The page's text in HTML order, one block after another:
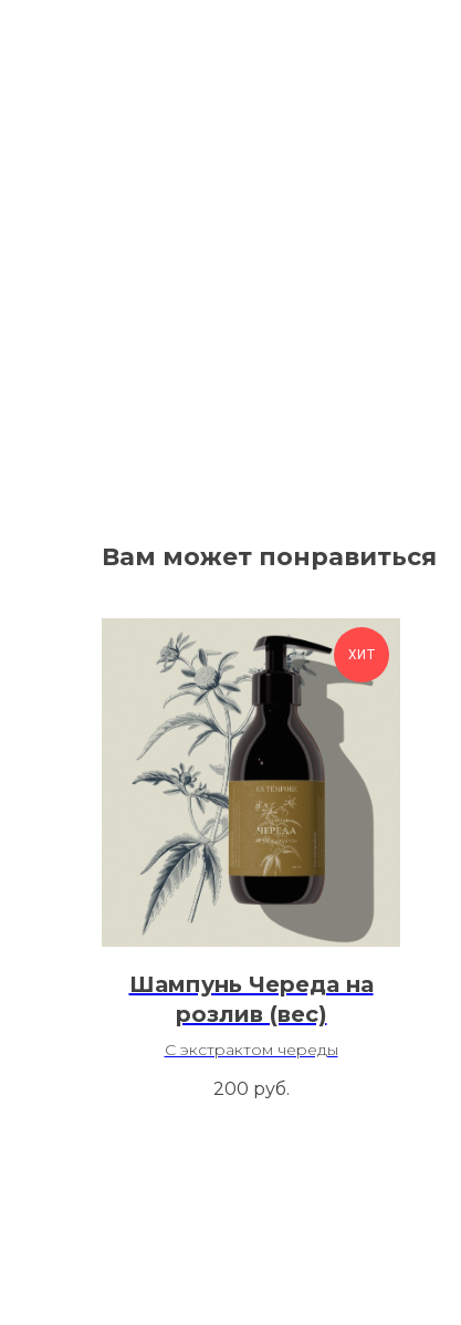
Вам может понравиться
ХИТ
Шампунь Череда на
розлив (вес)
С экстрактом череды
200 руб.